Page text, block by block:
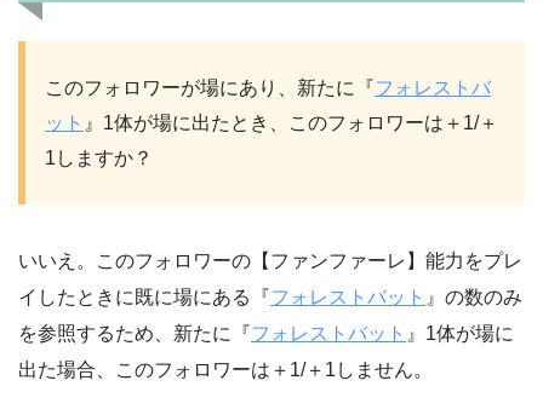
このフォロワーが場にあり、新たに『フォレストバ
ット 』1体が場に出たとき、このフォロワーは＋1/＋
1しますか？
いいえ。このフォロワーの【ファンファーレ】能力をプレ
イしたときに既に場にある『フォレストバット 』の数のみ
を参照するため、新たに『フォレストバット 』1体が場に
出た場合、このフォロワーは＋1/＋1しません。